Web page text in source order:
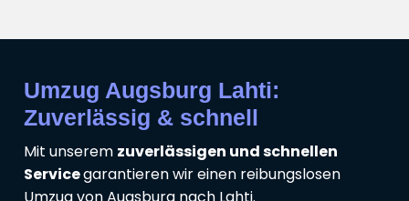
Umzug Augsburg Lahti:
Zuverlässig & schnell
Mit unserem zuverlässigen und schnellen
Servicegarantieren wir einen reibungslosen